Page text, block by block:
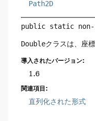
Path2D
public static non-
Doubleクラスは、座
導入されたバージョン:
1.6
関連項目:
直列化された形式